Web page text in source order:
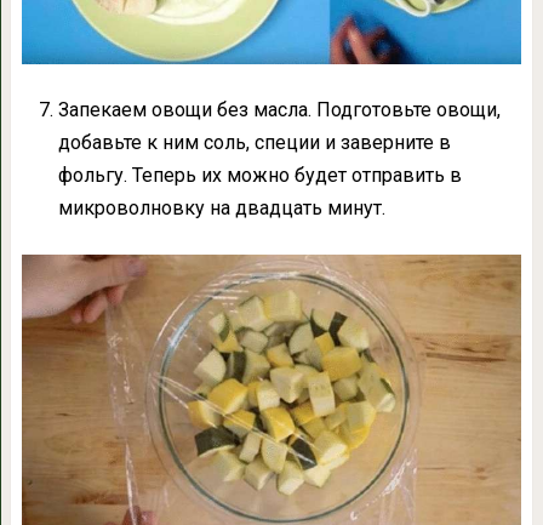
Запекаем овощи без масла. Подготовьте овощи,
добавьте к ним соль, специи и заверните в
фольгу. Теперь их можно будет отправить в
микроволновку на двадцать минут.